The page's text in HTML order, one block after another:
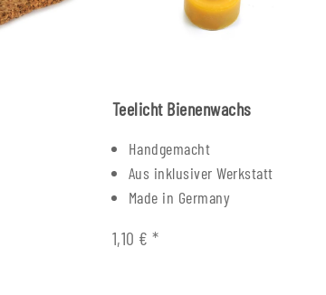
Teelicht Bienenwachs
Handgemacht
Aus inklusiver Werkstatt
Made in Germany
1,10 €*